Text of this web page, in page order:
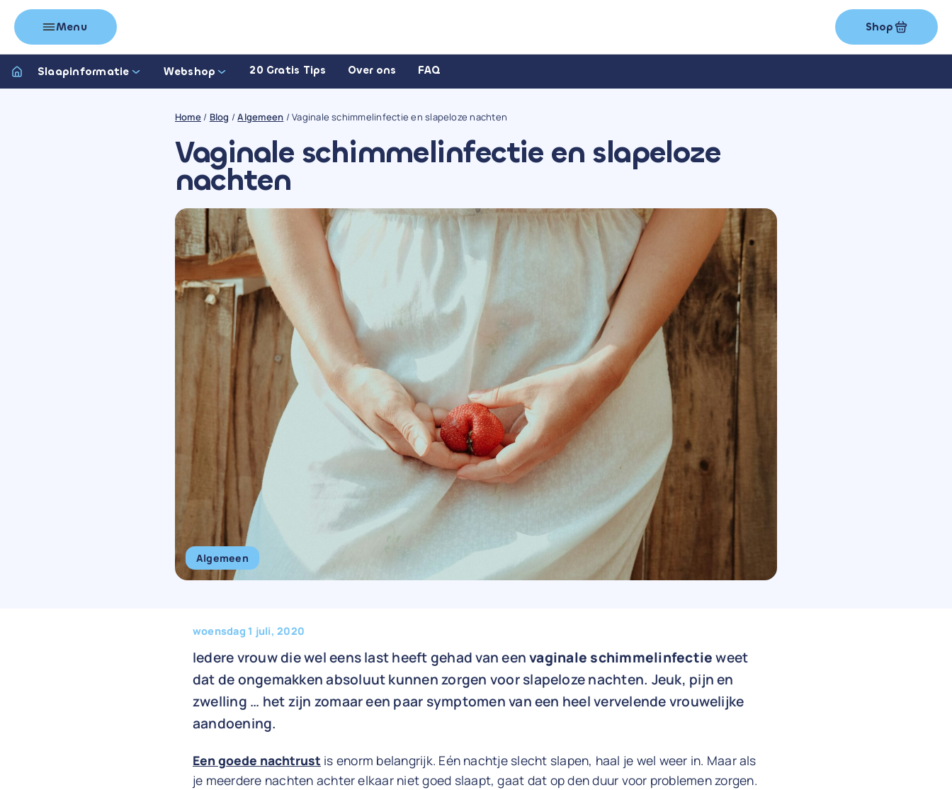
Menu Shop
Slaapinformatie Webshop 20 Gratis Tips Over ons FAQ
Home/ Blog /Algemeen /Vaginale schimmelinfectie en slapeloze nachten
Vaginale schimmelinfectie en slapeloze
nachten
Algemeen
woensdag 1 juli, 2020
Iedere vrouw die wel eens last heeft gehad van eenvaginale schimmelinfectieweet
dat de ongemakken absoluut kunnen zorgen voor slapeloze nachten. Jeuk, pijn en
zwelling … het zijn zomaar een paar symptomen van een heel vervelende vrouwelijke
aandoening.
Een goede nachtrust is enorm belangrijk. Eén nachtje slecht slapen, haal je wel weer in. Maar als
je meerdere nachten achter elkaar niet goed slaapt, gaat dat op den duur voor problemen zorgen.